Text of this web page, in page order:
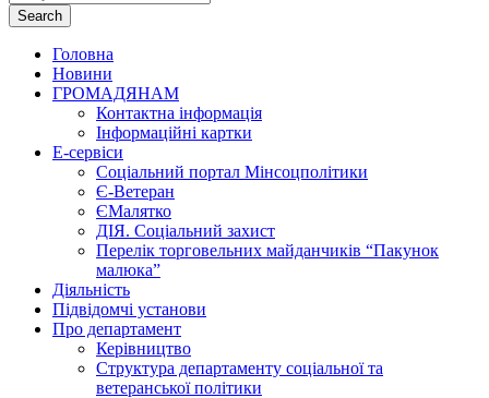
Search
Головна
Новини
ГРОМАДЯНАМ
Контактна інформація
Інформаційні картки
Е-сервіси
Соціальний портал Мінсоцполітики
Є-Ветеран
ЄМалятко
ДІЯ. Соціальний захист
Перелік торговельних майданчиків “Пакунок
малюка”
Діяльність
Підвідомчі установи
Про департамент
Керівництво
Структура департаменту соціальної та
ветеранської політики